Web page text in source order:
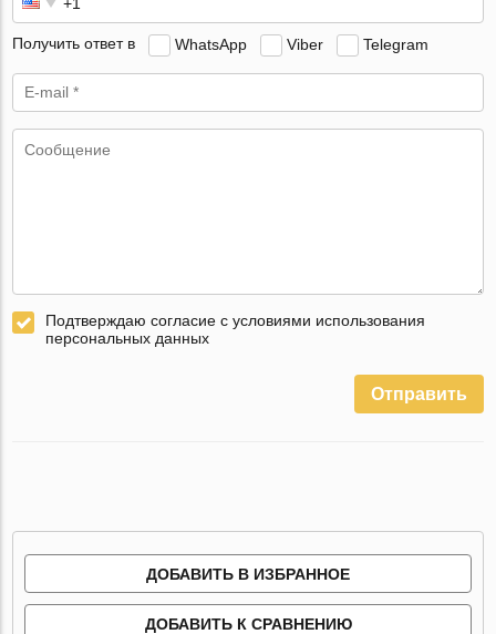
Получить ответ в WhatsApp Viber Telegram
Подтверждаю согласие с условиями использования
персональных данных
Отправить
ДОБАВИТЬ В ИЗБРАННОЕ
ДОБАВИТЬ К СРАВНЕНИЮ